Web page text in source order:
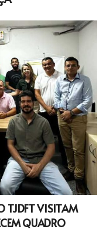
TJDFT VISITAM
QUADRO